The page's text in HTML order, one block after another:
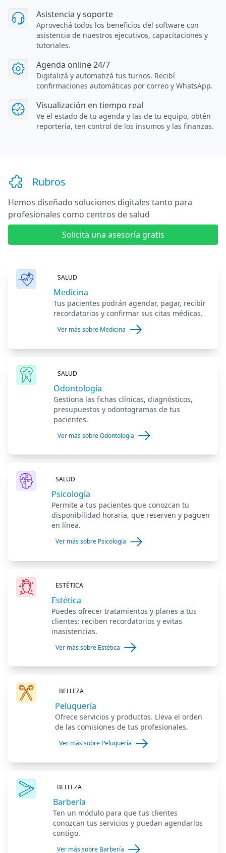
Asistencia y soporte
Aprovechá todos los beneficios del software con
asistencia de nuestros ejecutivos, capacitaciones y
tutoriales.
Agenda online 24/7
Digitalizá y automatizá tus turnos. Recibí
confirmaciones automáticas por correo y WhatsApp.
Visualización en tiempo real
Ve el estado de tu agenda y las de tu equipo, obtén
reportería, ten control de los insumos y las finanzas.
Rubros
Hemos diseñado soluciones digitales tanto para
profesionales como centros de salud
Solicita una asesoría gratis
SALUD
Medicina
Tus pacientes podrán agendar, pagar, recibir
recordatorios y confirmar sus citas médicas.
Ver más sobre Medicina
SALUD
Odontología
Gestiona las fichas clínicas, diagnósticos,
presupuestos y odontogramas de tus
pacientes.
Ver más sobre Odontología
SALUD
Psicología
Permite a tus pacientes que conozcan tu
disponibilidad horaria, que reserven y paguen
en línea.
Ver más sobre Psicología
ESTÉTICA
Estética
Puedes ofrecer tratamientos y planes a tus
clientes: reciben recordatorios y evitas
inasistencias.
Ver más sobre Estética
BELLEZA
Peluquería
Ofrece servicios y productos. Lleva el orden
de las comisiones de tus profesionales.
Ver más sobre Peluquería
BELLEZA
Barbería
Ten un módulo para que tus clientes
conozcan tus servicios y puedan agendarlos
contigo.
Ver más sobre Barbería